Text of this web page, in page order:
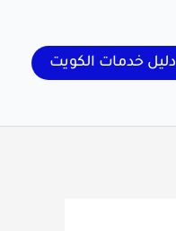
دليل خدمات الكويت